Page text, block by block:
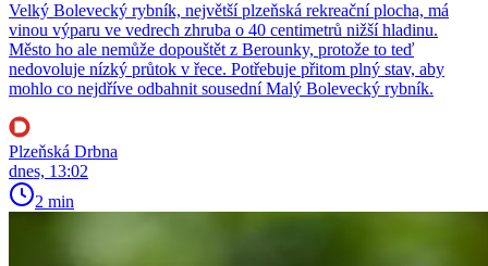
Velký Bolevecký rybník, největší plzeňská rekreační plocha, má
vinou výparu ve vedrech zhruba o 40 centimetrů nižší hladinu.
Město ho ale nemůže dopouštět z Berounky, protože to teď
nedovoluje nízký průtok v řece. Potřebuje přitom plný stav, aby
mohlo co nejdříve odbahnit sousední Malý Bolevecký rybník.
Plzeňská Drbna
dnes, 13:02
2 min